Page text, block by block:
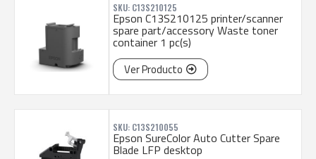
SKU: C13S210125
Epson C13S210125 printer/scanner
spare part/accessory Waste toner
container 1 pc(s)
Ver Producto
SKU: C13S210055
Epson SureColor Auto Cutter Spare
Blade LFP desktop